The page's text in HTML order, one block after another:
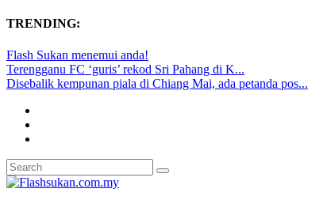
TRENDING:
Flash Sukan menemui anda!
Terengganu FC ‘guris’ rekod Sri Pahang di K...
Disebalik kempunan piala di Chiang Mai, ada petanda pos...